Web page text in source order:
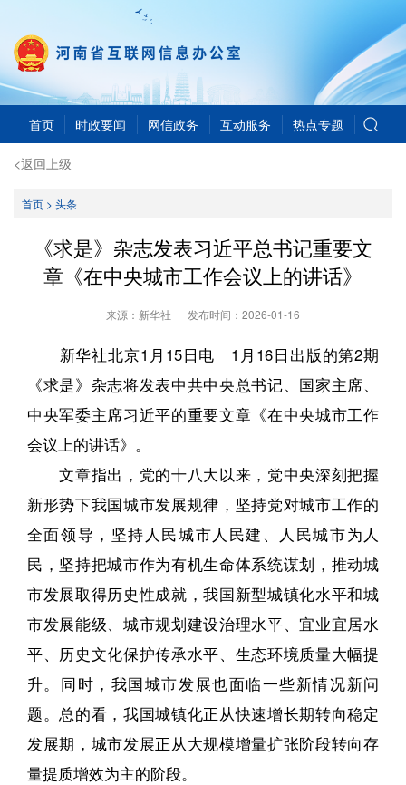
首页 时政要闻 网信政务 互动服务 热点专题
<返回上级
首页> 头条
《求是》杂志发表习近平总书记重要文
章《在中央城市工作会议上的讲话》
来源：新华社 发布时间： 2026-01-16
新华社北京1月15日电 1月16日出版的第2期
《求是》杂志将发表中共中央总书记、国家主席、
中央军委主席习近平的重要文章《在中央城市工作
会议上的讲话》。
文章指出，党的十八大以来，党中央深刻把握
新形势下我国城市发展规律，坚持党对城市工作的
全面领导，坚持人民城市人民建、人民城市为人
民，坚持把城市作为有机生命体系统谋划，推动城
市发展取得历史性成就，我国新型城镇化水平和城
市发展能级、城市规划建设治理水平、宜业宜居水
平、历史文化保护传承水平、生态环境质量大幅提
升。同时，我国城市发展也面临一些新情况新问
题。总的看，我国城镇化正从快速增长期转向稳定
发展期，城市发展正从大规模增量扩张阶段转向存
量提质增效为主的阶段。